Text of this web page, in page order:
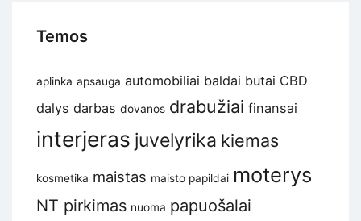
Temos
aplinka apsauga automobiliai baldai butai CBD
dalys darbas dovanos drabužiai finansai
interjeras juvelyrika kiemas
kosmetika maistas maisto papildai moterys
NT pirkimas nuoma papuošalai